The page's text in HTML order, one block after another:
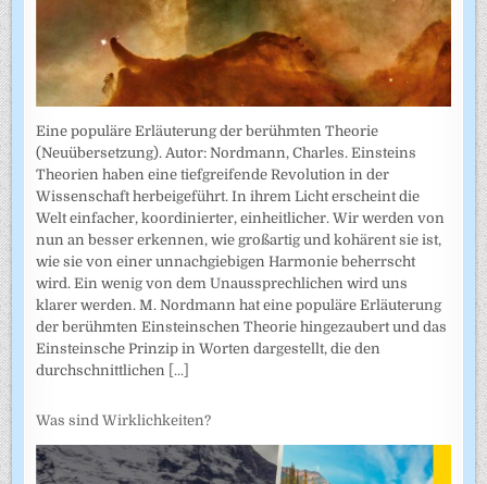
Eine populäre Erläuterung der berühmten Theorie
(Neuübersetzung). Autor: Nordmann, Charles. Einsteins
Theorien haben eine tiefgreifende Revolution in der
Wissenschaft herbeigeführt. In ihrem Licht erscheint die
Welt einfacher, koordinierter, einheitlicher. Wir werden von
nun an besser erkennen, wie großartig und kohärent sie ist,
wie sie von einer unnachgiebigen Harmonie beherrscht
wird. Ein wenig von dem Unaussprechlichen wird uns
klarer werden. M. Nordmann hat eine populäre Erläuterung
der berühmten Einsteinschen Theorie hingezaubert und das
Einsteinsche Prinzip in Worten dargestellt, die den
durchschnittlichen [...]
Was sind Wirklichkeiten?